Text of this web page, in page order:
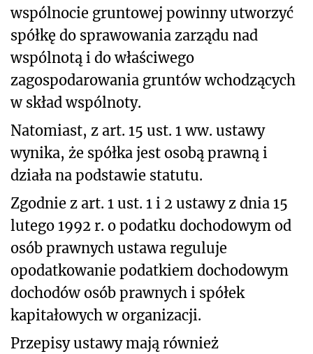
wspólnocie gruntowej powinny utworzyć
spółkę do sprawowania zarządu nad
wspólnotą i do właściwego
zagospodarowania gruntów wchodzących
w skład wspólnoty.
Natomiast, z art. 15 ust. 1 ww. ustawy
wynika, że spółka jest osobą prawną i
działa na podstawie statutu.
Zgodnie z art. 1 ust. 1 i 2 ustawy z dnia 15
lutego 1992 r. o podatku dochodowym od
osób prawnych ustawa reguluje
opodatkowanie podatkiem dochodowym
dochodów osób prawnych i spółek
kapitałowych w organizacji.
Przepisy ustawy mają również